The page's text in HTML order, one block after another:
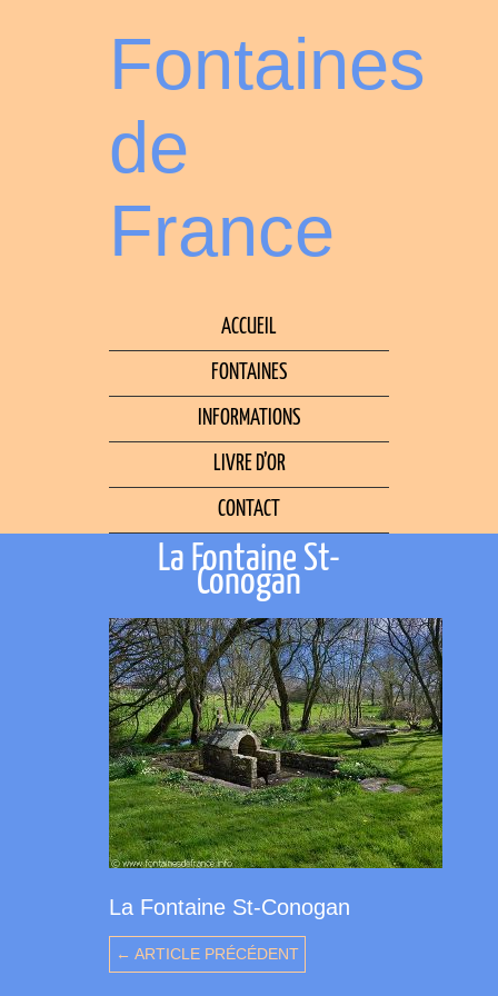
Fontaines
de
France
ACCUEIL
FONTAINES
INFORMATIONS
LIVRE D’OR
CONTACT
La Fontaine St-
Conogan
La Fontaine St-Conogan
← ARTICLE PRÉCÉDENT